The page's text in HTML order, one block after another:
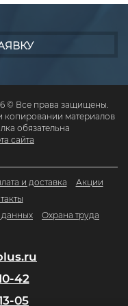
© Все права защищены.
копировании материалов
обязательна
сайта
и доставка
Акции
данных
Охрана труда
42
05